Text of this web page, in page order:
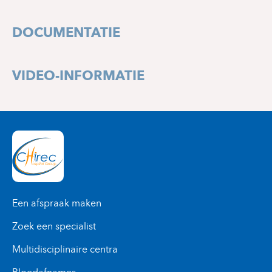
+32 2 434 81 03
DOCUMENTATIE
VIDEO-INFORMATIE
Een afspraak maken
Zoek een specialist
Multidisciplinaire centra